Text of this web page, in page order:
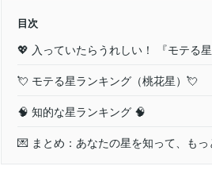
目次
💖 入っていたらうれしい！ 『モテる
💘 モテる星ランキング（桃花星）💘
🧠 知的な星ランキング 🧠
💌 まとめ：あなたの星を知って、も